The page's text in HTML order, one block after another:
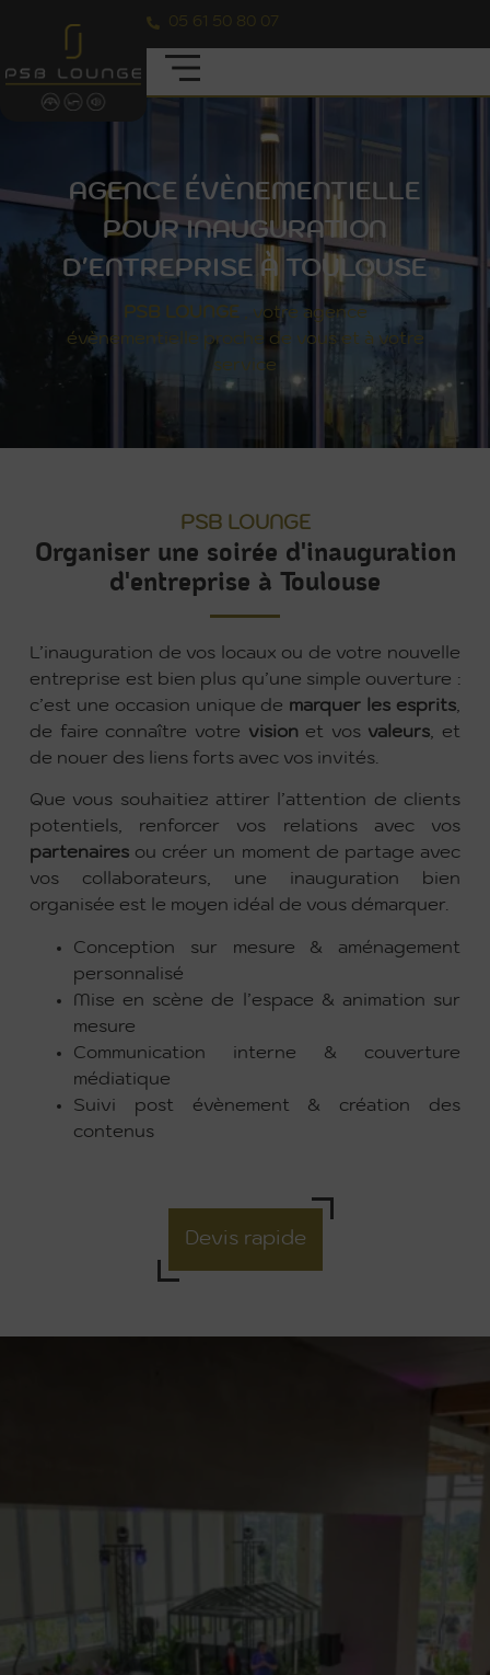
05 61 50 80 07
AGENCE ÉVÈNEMENTIELLE
POUR INAUGURATION
D'ENTREPRISE À TOULOUSE
PSB LOUNGE, votre agence
évènementielle proche de vous et à votre
service
PSB LOUNGE
Organiser une soirée d'inauguration
d'entreprise à Toulouse
L’inauguration de vos locaux ou de votre nouvelle
entreprise est bien plus qu’une simple ouverture :
c’est une occasion unique de marquer les esprits,
de faire connaître votre vision et vos valeurs , et
de nouer des liens forts avec vos invités.
Que vous souhaitiez attirer l’attention de clients
potentiels, renforcer vos relations avec vos
partenaires ou créer un moment de partage avec
vos collaborateurs, une inauguration bien
organisée est le moyen idéal de vous démarquer.
Conception sur mesure & aménagement
personnalisé
Mise en scène de l’espace & animation sur
mesure
Communication interne & couverture
médiatique
Suivi post évènement & création des
contenus
Devis rapide